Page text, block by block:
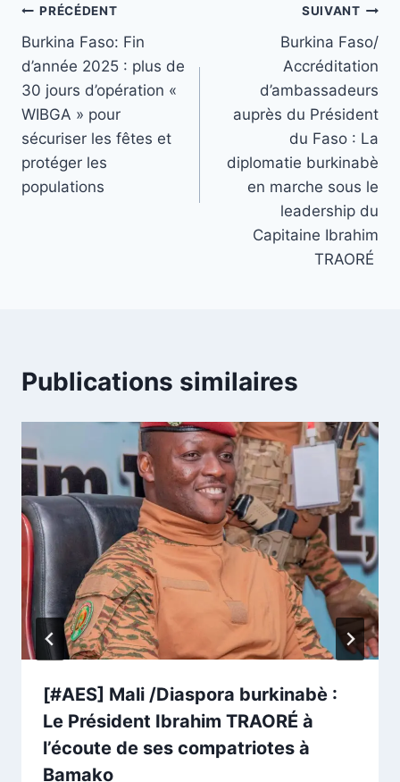
Navigation
de
l’article
PRÉCÉDENT
Burkina Faso: Fin
d’année 2025 : plus de
30 jours d’opération «
WIBGA » pour
sécuriser les fêtes et
protéger les
populations
SUIVANT
Burkina Faso/
Accréditation
d’ambassadeurs
auprès du Président
du Faso : La
diplomatie burkinabè
en marche sous le
leadership du
Capitaine Ibrahim
TRAORÉ
Publications similaires
[#AES] Mali /Diaspora burkinabè :
Le Président Ibrahim TRAORÉ à
l’écoute de ses compatriotes à
Bamako